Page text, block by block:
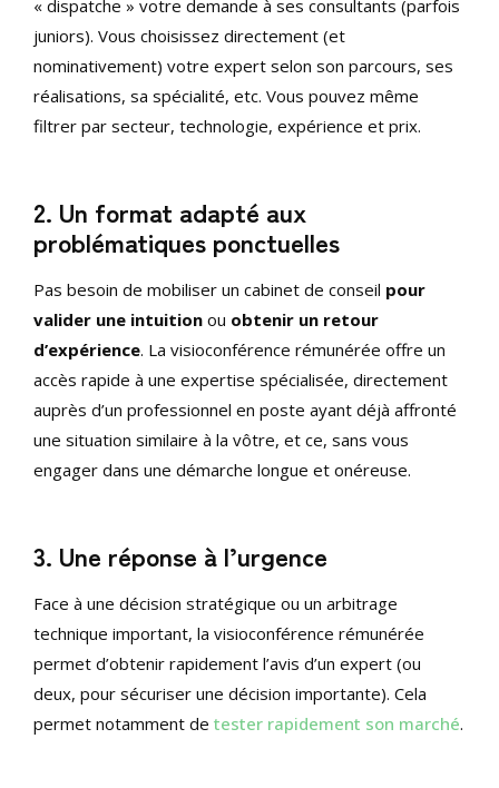
« dispatche » votre demande à ses consultants (parfois
juniors). Vous choisissez directement (et
nominativement) votre expert selon son parcours, ses
réalisations, sa spécialité, etc. Vous pouvez même
filtrer par secteur, technologie, expérience et prix.
2. Un format adapté aux
problématiques ponctuelles
Pas besoin de mobiliser un cabinet de conseil pour
valider une intuition ou obtenir un retour
d’expérience. La visioconférence rémunérée offre un
accès rapide à une expertise spécialisée, directement
auprès d’un professionnel en poste ayant déjà affronté
une situation similaire à la vôtre, et ce, sans vous
engager dans une démarche longue et onéreuse.
3. Une réponse à l’urgence
Face à une décision stratégique ou un arbitrage
technique important, la visioconférence rémunérée
permet d’obtenir rapidement l’avis d’un expert (ou
deux, pour sécuriser une décision importante). Cela
permet notamment de tester rapidement son marché.